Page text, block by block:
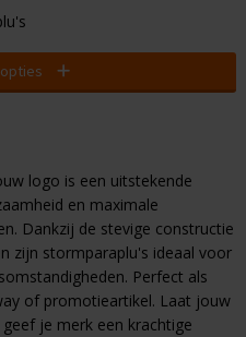
logo is een uitstekende
en maximale
Dankzij de stevige constructie
zijn stormparaplu's ideaal voor
Perfect als
of promotieartikel. Laat jouw
je merk een krachtige